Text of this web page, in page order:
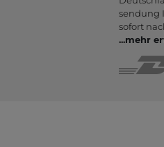
sendung
sofort
...mehr